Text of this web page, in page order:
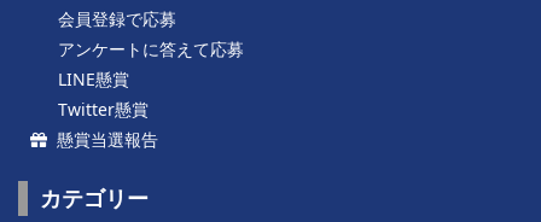
会員登録で応募
アンケートに答えて応募
LINE懸賞
Twitter懸賞
懸賞当選報告
カテゴリー